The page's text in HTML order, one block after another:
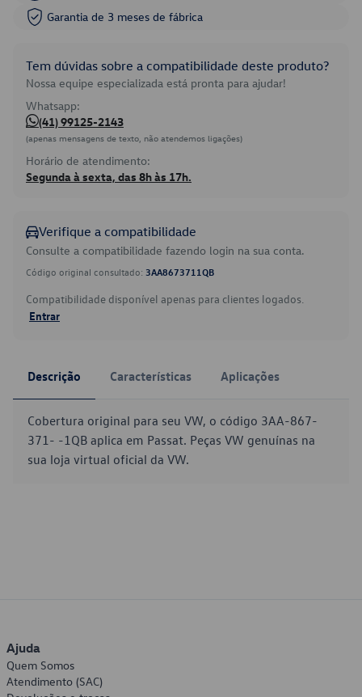
Garantia de 3 meses de fábrica
Tem dúvidas sobre a compatibilidade deste produto?
Nossa equipe especializada está pronta para ajudar!
Whatsapp:
(41) 99125-2143
(apenas mensagens de texto, não atendemos ligações)
Horário de atendimento:
Segunda à sexta, das 8h às 17h.
Verifique a compatibilidade
Consulte a compatibilidade fazendo login na sua conta.
Código original consultado: 3AA8673711QB
Compatibilidade disponível apenas para clientes logados.
Entrar
Descrição Características Aplicações
Cobertura original para seu VW, o código 3AA-867-
371- -1QB aplica em Passat. Peças VW genuínas na
sua loja virtual oficial da VW.
Ajuda
Quem Somos
Atendimento (SAC)